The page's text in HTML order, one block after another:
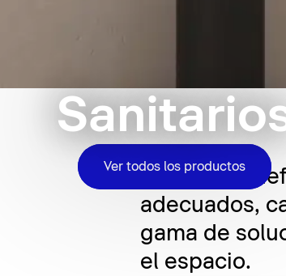
Ver todos los productos
El baño se
adecuados,
gama de
el espacio.